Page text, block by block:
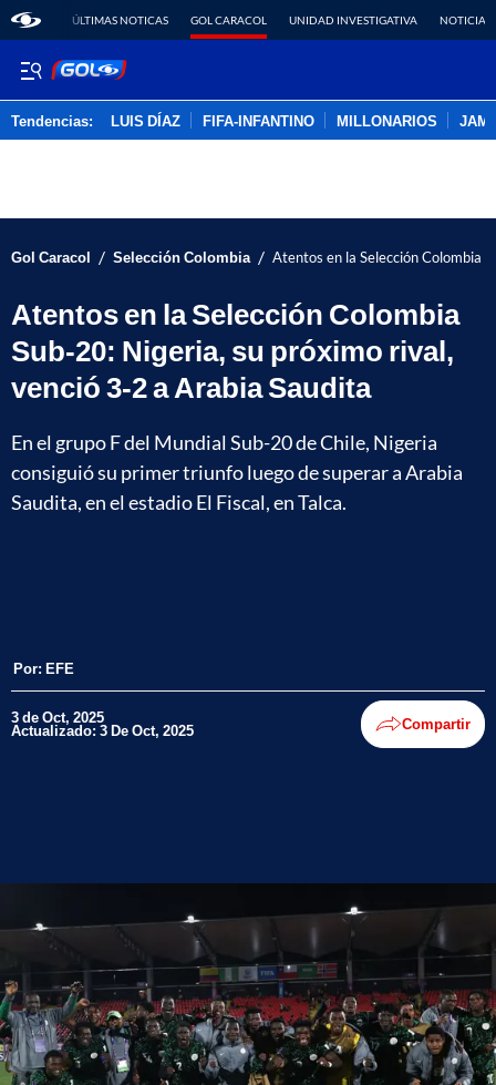
ÚLTIMAS NOTICAS GOL CARACOL UNIDAD INVESTIGATIVA NOTICIAS
Tendencias: LUIS DÍAZ FIFA-INFANTINO MILLONARIOS
Gol Caracol / Selección Colombia / Atentos en la Selección Colombia
Atentos en la Selección Colombia
Sub-20: Nigeria, su próximo rival,
venció 3-2 a Arabia Saudita
En el grupo F del Mundial Sub-20 de Chile, Nigeria
consiguió su primer triunfo luego de superar a Arabia
Saudita, en el estadio El Fiscal, en Talca.
Por: EFE
3 de Oct, 2025
Actualizado: 3 De Oct, 2025 Compartir